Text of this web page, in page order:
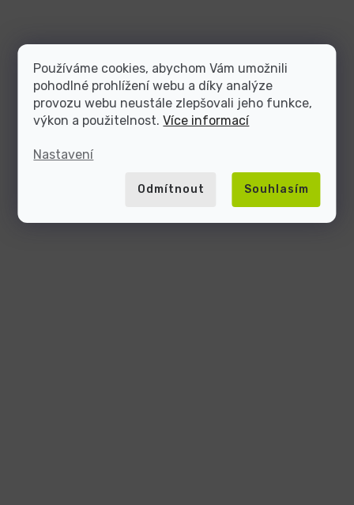
Používáme cookies, abychom Vám umožnili
pohodlné prohlížení webu a díky analýze
provozu webu neustále zlepšovali jeho funkce,
výkon a použitelnost.Více informací
Nastavení
Odmítnout Souhlasím